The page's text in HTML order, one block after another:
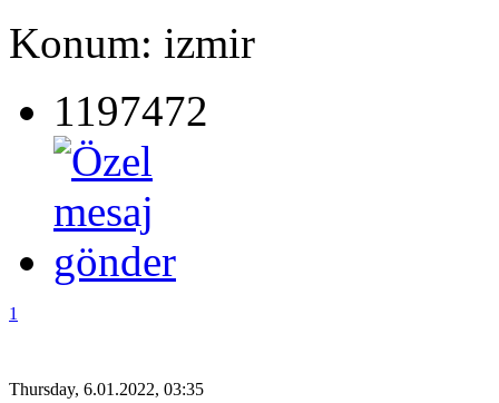
Konum: izmir
1197472
1
Thursday, 6.01.2022, 03:35